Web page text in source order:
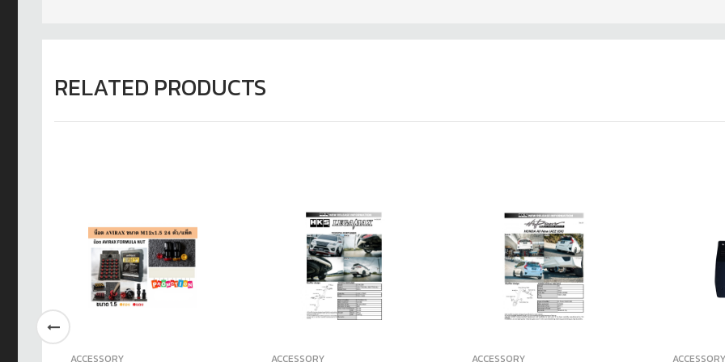
RELATED PRODUCTS
ACCESSORY ACCESSORY ACCESSORY ACCESSORY